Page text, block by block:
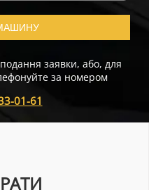
заявки, або, для
за номером
01-61